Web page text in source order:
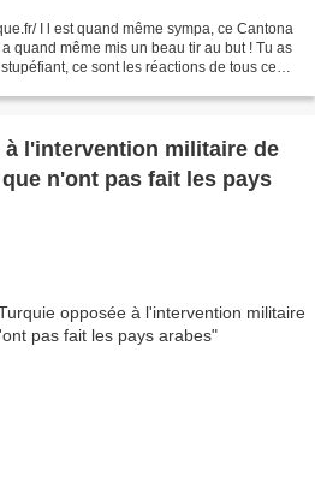
I l est quand même sympa, ce Cantona
quand même mis un beau tir au but ! Tu as
ce sont les réactions de tous ces
à l'intervention militaire de
que n'ont pas fait les pays